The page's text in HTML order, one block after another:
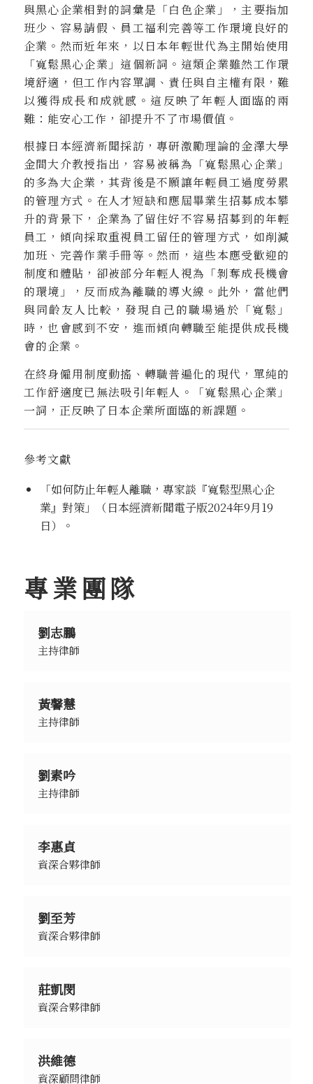
與黑心企業相對的詞彙是「白色企業」，主要指加
班少、容易請假、員工福利完善等工作環境良好的
企業。然而近年來，以日本年輕世代為主開始使用
「寬鬆黑心企業」這個新詞。這類企業雖然工作環
境舒適，但工作內容單調、責任與自主權有限，難
以獲得成長和成就感。這反映了年輕人面臨的兩
難：能安心工作，卻提升不了市場價值。
根據日本經濟新聞採訪，專研激勵理論的金澤大學
金間大介教授指出，容易被稱為「寬鬆黑心企業」
的多為大企業，其背後是不願讓年輕員工過度勞累
的管理方式。在人才短缺和應屆畢業生招募成本攀
升的背景下，企業為了留住好不容易招募到的年輕
員工，傾向採取重視員工留任的管理方式，如削減
加班、完善作業手冊等。然而，這些本應受歡迎的
制度和體貼，卻被部分年輕人視為「剝奪成長機會
的環境」，反而成為離職的導火線。此外，當他們
與同齡友人比較，發現自己的職場過於「寬鬆」
時，也會感到不安，進而傾向轉職至能提供成長機
會的企業。
在終身僱用制度動搖、轉職普遍化的現代，單純的
工作舒適度已無法吸引年輕人。「寬鬆黑心企業」
一詞，正反映了日本企業所面臨的新課題。
參考文獻
「如何防止年輕人離職，專家談『寬鬆型黑心企
業』對策」（日本經濟新聞電子版2024年9月19
日）。
專業團隊
劉志鵬
主持律師
黃馨慧
主持律師
劉素吟
主持律師
李惠貞
資深合夥律師
劉至芳
資深合夥律師
莊凱閔
資深合夥律師
洪維德
資深顧問律師